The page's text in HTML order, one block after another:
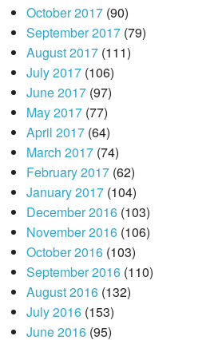
October 2017(90)
September 2017(79)
August 2017(111)
July 2017(106)
June 2017(97)
May 2017(77)
April 2017(64)
March 2017(74)
February 2017(62)
January 2017(104)
December 2016(103)
November 2016(106)
October 2016(103)
September 2016(110)
August 2016(132)
July 2016(153)
June 2016(95)